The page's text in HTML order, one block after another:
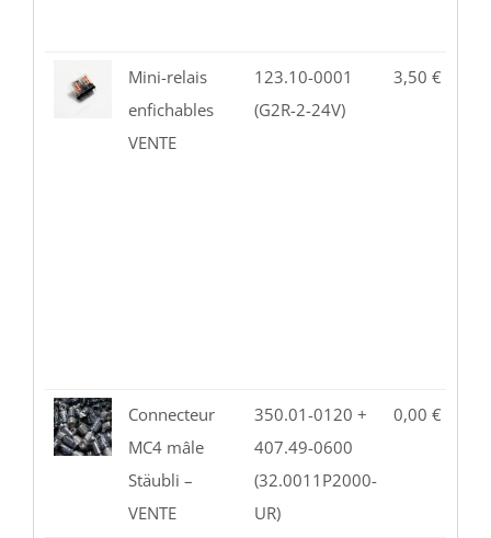
Mini-relais
enfichables
VENTE
123.10-0001
(G2R-2-24V)
3,50 €
Connecteur
MC4 mâle
Stäubli –
VENTE
350.01-0120 +
407.49-0600
(32.0011P2000-
UR)
0,00 €